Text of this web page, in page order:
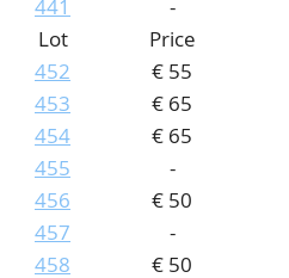
441
-
Lot
Price
452
€ 55
453
€ 65
454
€ 65
455
-
456
€ 50
457
-
458
€ 50